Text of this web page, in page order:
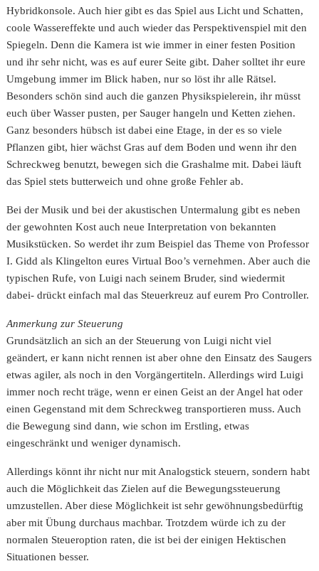
Hybridkonsole. Auch hier gibt es das Spiel aus Licht und Schatten,
coole Wassereffekte und auch wieder das Perspektivenspiel mit den
Spiegeln. Denn die Kamera ist wie immer in einer festen Position
und ihr sehr nicht, was es auf eurer Seite gibt. Daher solltet ihr eure
Umgebung immer im Blick haben, nur so löst ihr alle Rätsel.
Besonders schön sind auch die ganzen Physikspielerein, ihr müsst
euch über Wasser pusten, per Sauger hangeln und Ketten ziehen.
Ganz besonders hübsch ist dabei eine Etage, in der es so viele
Pflanzen gibt, hier wächst Gras auf dem Boden und wenn ihr den
Schreckweg benutzt, bewegen sich die Grashalme mit. Dabei läuft
das Spiel stets butterweich und ohne große Fehler ab.
Bei der Musik und bei der akustischen Untermalung gibt es neben
der gewohnten Kost auch neue Interpretation von bekannten
Musikstücken. So werdet ihr zum Beispiel das Theme von Professor
I. Gidd als Klingelton eures Virtual Boo’s vernehmen. Aber auch die
typischen Rufe, von Luigi nach seinem Bruder, sind wiedermit
dabei- drückt einfach mal das Steuerkreuz auf eurem Pro Controller.
Anmerkung zur Steuerung
Grundsätzlich an sich an der Steuerung von Luigi nicht viel
geändert, er kann nicht rennen ist aber ohne den Einsatz des Saugers
etwas agiler, als noch in den Vorgängertiteln. Allerdings wird Luigi
immer noch recht träge, wenn er einen Geist an der Angel hat oder
einen Gegenstand mit dem Schreckweg transportieren muss. Auch
die Bewegung sind dann, wie schon im Erstling, etwas
eingeschränkt und weniger dynamisch.
Allerdings könnt ihr nicht nur mit Analogstick steuern, sondern habt
auch die Möglichkeit das Zielen auf die Bewegungssteuerung
umzustellen. Aber diese Möglichkeit ist sehr gewöhnungsbedürftig
aber mit Übung durchaus machbar. Trotzdem würde ich zu der
normalen Steueroption raten, die ist bei der einigen Hektischen
Situationen besser.